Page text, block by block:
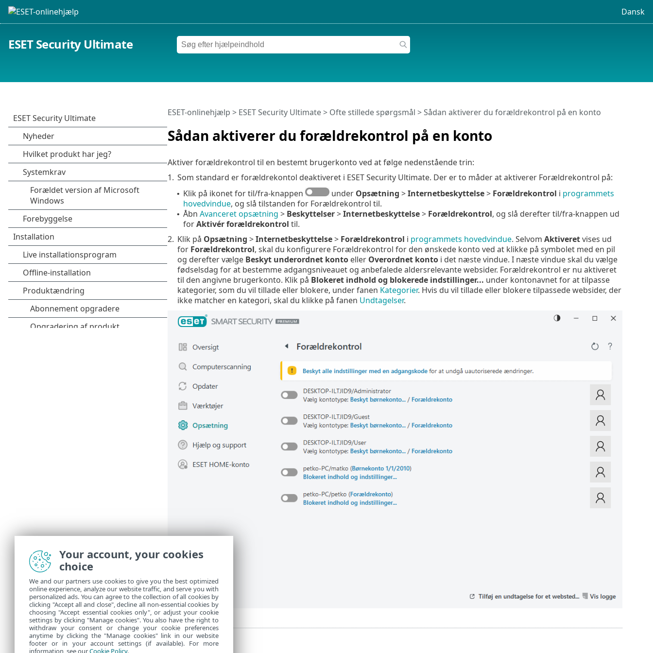
Dansk
ESET Security Ultimate
Sådan aktiverer du forældrekontrol på en konto
ESET-onlinehjælp > ESET Security Ultimate> Ofte stillede spørgsmål > Sådan aktiverer du forældrekontrol på en konto
Aktiver forældrekontrol til en bestemt brugerkonto ved at følge nedenstående trin:
1. Som standard er forældrekontol deaktiveret i ESET Security Ultimate. Der er to måder at aktiverer Forældrekontrol på:
• Klik på ikonet for til/fra-knappen under Opsætning >Internetbeskyttelse> Forældrekontrol i programmets
hovedvindue, og slå tilstanden for Forældrekontrol til.
• Åbn Avanceret opsætning > Beskyttelser>Internetbeskyttelse> Forældrekontrol, og slå derefter til/fra-knappen ud
forAktivér forældrekontrol til.
2. Klik på Opsætning >Internetbeskyttelse> Forældrekontrol i programmets hovedvindue. Selvom Aktiveretvises ud
for Forældrekontrol, skal du konfigurere Forældrekontrol for den ønskede konto ved at klikke på symbolet med en pil
og derefter vælge Beskyt underordnet kontoeller Overordnet kontoi det næste vindue. I næste vindue skal du vælge
fødselsdag for at bestemme adgangsniveauet og anbefalede aldersrelevante websider. Forældrekontrol er nu aktiveret
til den angivne brugerkonto. Klik på Blokeret indhold og blokerede indstillinger... under kontonavnet for at tilpasse
kategorier, som du vil tillade eller blokere, under fanen Kategorier. Hvis du vil tillade eller blokere tilpassede websider, der
ikke matcher en kategori, skal du klikke på fanen Undtagelser.
Your account, your cookies
choice
We and our partners use cookies to give you the best optimized
online experience, analyze our website traffic, and serve you with
personalized ads. You can agree to the collection of all cookies by
clicking "Accept all and close", decline all non-essential cookies by
choosing "Accept essential cookies only", or adjust your cookie
settings by clicking "Manage cookies". You also have the right to
withdraw your consent or change your cookie preferences
anytime by clicking the "Manage cookies" link in our website
footer or in your account settings (if available). For more
information, see ourCookie Policy.